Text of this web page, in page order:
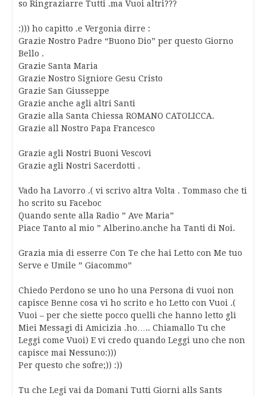
so Ringraziarre Tutti .ma Vuoi altri???
:))) ho capitto .e Vergonia dirre :
Grazie Nostro Padre “Buono Dio” per questo Giorno
Bello .
Grazie Santa Maria
Grazie Nostro Signiore Gesu Cristo
Grazie San Giusseppe
Grazie anche agli altri Santi
Grazie alla Santa Chiessa ROMANO CATOLICCA.
Grazie all Nostro Papa Francesco
Grazie agli Nostri Buoni Vescovi
Grazie agli Nostri Sacerdotti .
Vado ha Lavorro .( vi scrivo altra Volta . Tommaso che ti
ho scrito su Faceboc
Quando sente alla Radio ” Ave Maria”
Piace Tanto al mio ” Alberino.anche ha Tanti di Noi.
Grazia mia di esserre Con Te che hai Letto con Me tuo
Serve e Umile ” Giacommo”
Chiedo Perdono se uno ho una Persona di vuoi non
capisce Benne cosa vi ho scrito e ho Letto con Vuoi .(
Vuoi – per che siette pocco quelli che hanno letto gli
Miei Messagi di Amicizia .ho….. Chiamallo Tu che
Leggi come Vuoi) E vi credo quando Leggi uno che non
capisce mai Nessuno:)))
Per questo che sofre;)) :))
Tu che Legi vai da Domani Tutti Giorni alls Sants